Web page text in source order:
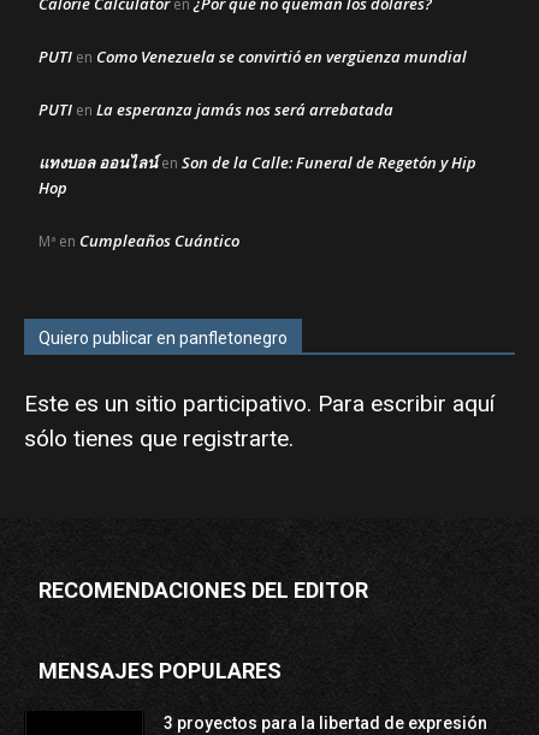
en
PUTI en Como Venezuela se convirtió en vergüenza mundial
PUTI en La esperanza jamás nos será arrebatada
แทงบอล ออนไลน์en Son de la Calle: Funeral de Regetón y Hip
Hop
Mª en Cumpleaños Cuántico
Quiero publicar en panfletonegro
Este es un sitio participativo. Para escribir aquí
sólo tienes que registrarte.
RECOMENDACIONES DEL EDITOR
MENSAJES POPULARES
3 proyectos para la libertad de expresión